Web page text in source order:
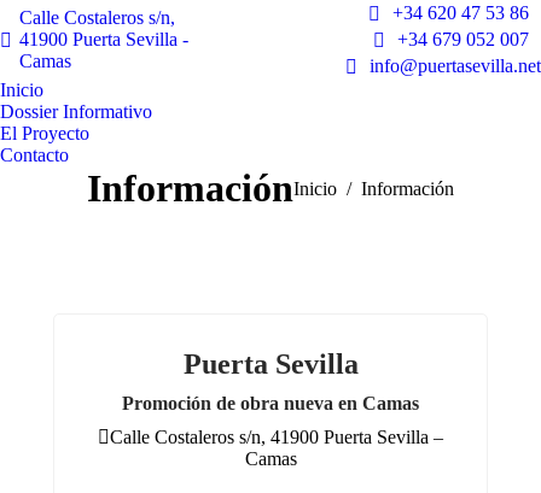
Calle Costaleros s/n,
41900 Puerta Sevilla -
Camas
+34 620 47 53 86
+34 679 052 007
info@puertasevilla.net
Inicio
Dossier Informativo
El Proyecto
Contacto
InformaciónEstás aquí:
Inicio Información
Puerta Sevilla
Promoción de obra nueva en Camas
Calle Costaleros s/n, 41900 Puerta Sevilla –
Camas